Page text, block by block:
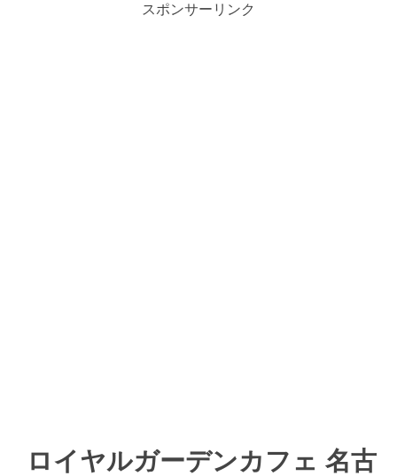
スポンサーリンク
ロイヤルガーデンカフェ 名古